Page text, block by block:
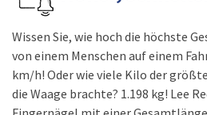
Wissen Sie, wie hoch die höchste
von einem Menschen auf einem
km/h! Oder wie viele Kilo der
die Waage brachte? 1.198 kg! Lee